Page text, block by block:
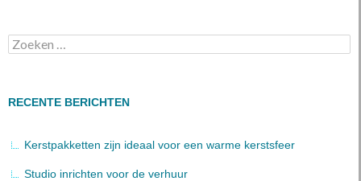
Zoeken
naar:
RECENTE BERICHTEN
Kerstpakketten zijn ideaal voor een warme kerstsfeer
Studio inrichten voor de verhuur